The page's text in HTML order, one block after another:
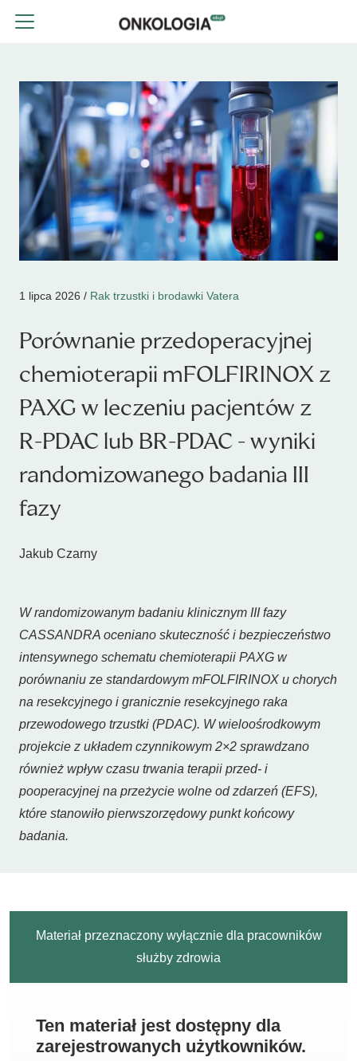
1 lipca 2026 / Rak trzustki i brodawki Vatera
Porównanie przedoperacyjnej
chemioterapii mFOLFIRINOX z
PAXG w leczeniu pacjentów z
R-PDAC lub BR-PDAC - wyniki
randomizowanego badania III
fazy
Jakub Czarny
W randomizowanym badaniu klinicznym III fazy
CASSANDRA oceniano skuteczność i bezpieczeństwo
intensywnego schematu chemioterapii PAXG w
porównaniu ze standardowym mFOLFIRINOX u chorych
na resekcyjnego i granicznie resekcyjnego raka
przewodowego trzustki (PDAC). W wieloośrodkowym
projekcie z układem czynnikowym 2×2 sprawdzano
również wpływ czasu trwania terapii przed- i
pooperacyjnej na przeżycie wolne od zdarzeń (EFS),
które stanowiło pierwszorzędowy punkt końcowy
badania.
Materiał przeznaczony wyłącznie dla pracowników
służby zdrowia
Ten materiał jest dostępny dla
zarejestrowanych użytkowników.